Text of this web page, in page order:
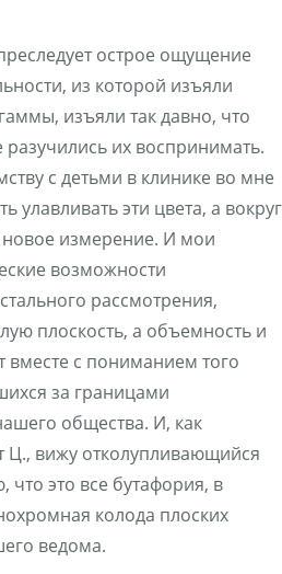
острое ощущение
из которой изъяли
изъяли так давно, что
их воспринимать.
с детьми в клинике во мне
улавливать эти цвета, а вокруг
новое измерение. И мои
возможности
рассмотрения,
плоскость, а объемность и
вместе с пониманием того
за границами
общества. И, как
Ц., вижу отколупливающийся
это все бутафория, в
колода плоских
ведома.